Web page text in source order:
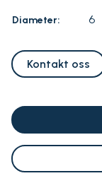
Diameter: 6
Kontakt oss